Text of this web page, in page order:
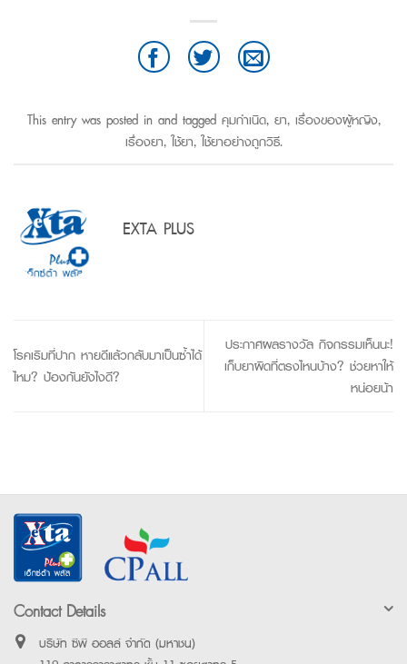
This entry was posted in and tagged คุมกำเนิด, ยา, เรื่องของผู้หญิง,
เรื่องยา,ใช้ยา,ใช้ยาอย่างถูกวิธี.
EXTA PLUS
โรคเริมที่ปาก หายดีแล้วกลับมาเป็นซ้ำได้
ไหม? ป้องกันยังไงดี?
ประกาศผลรางวัล กิจกรรมเห็นนะ!
เก็บยาผิดที่ตรงไหนบ้าง? ช่วยหาให้
หน่อยน้า
Contact Details
บริษัท ซีพี ออลล์ จำกัด (มหาชน)